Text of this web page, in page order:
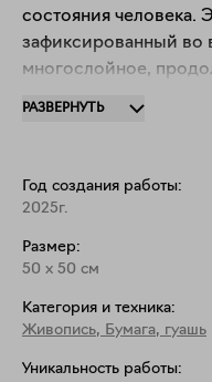
состояния человека.
зафиксированный во
многослойное,
РАЗВЕРНУТЬ
Год создания работы:
2025г.
Размер:
50 x 50 см
Категория и техника:
Живопись, Бумага, гуашь
Уникальность работы: